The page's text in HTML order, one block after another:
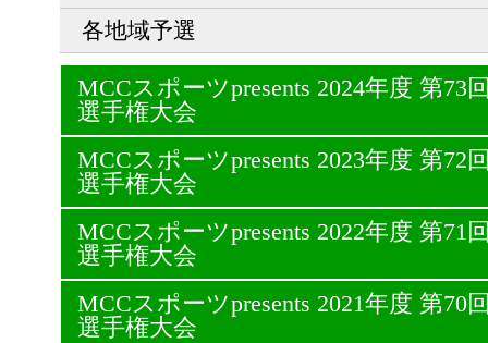
各地域予選
MCCスポーツpresents 2024年度 第73
選手権大会
MCCスポーツpresents 2023年度 第72
選手権大会
MCCスポーツpresents 2022年度 第71
選手権大会
MCCスポーツpresents 2021年度 第70
選手権大会